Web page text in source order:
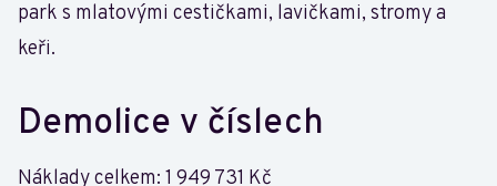
park s mlatovými cestičkami, lavičkami, stromy a
keři.
Demolice v číslech
Náklady celkem: 1 949 731 Kč